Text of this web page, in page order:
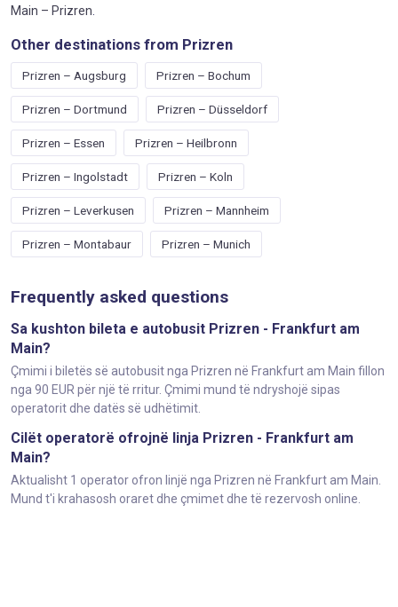
Main – Prizren
Other destinations from Prizren
Prizren – Augsburg Prizren – Bochum
Prizren – Dortmund Prizren – Düsseldorf
Prizren – Essen Prizren – Heilbronn
Prizren – Ingolstadt Prizren – Koln
Prizren – Leverkusen Prizren – Mannheim
Prizren – Montabaur Prizren – Munich
Frequently asked questions
Sa kushton bileta e autobusit Prizren - Frankfurt am
Main?
Çmimi i biletës së autobusit nga Prizren në Frankfurt am Main fillon
nga 90 EUR për një të rritur. Çmimi mund të ndryshojë sipas
operatorit dhe datës së udhëtimit.
Cilët operatorë ofrojnë linja Prizren - Frankfurt am
Main?
Aktualisht 1 operator ofron linjë nga Prizren në Frankfurt am Main.
Mund t'i krahasosh oraret dhe çmimet dhe të rezervosh online.